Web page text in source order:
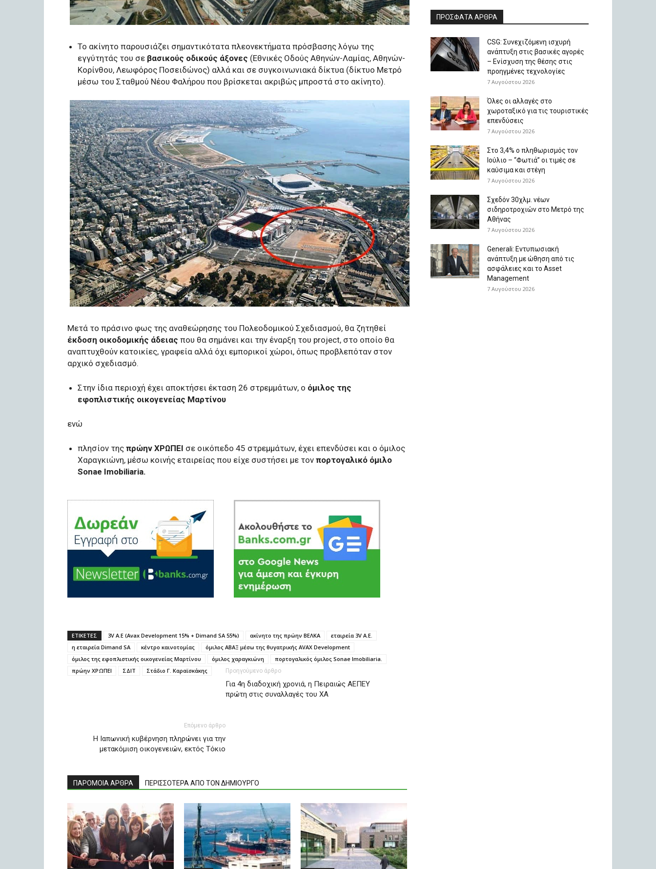
Το ακίνητο παρουσιάζει σημαντικότατα πλεονεκτήματα πρόσβασης λόγω της
εγγύτητάς του σε βασικούς οδικούς άξονες (Εθνικές Οδούς Αθηνών-Λαμίας, Αθηνών-
Κορίνθου, Λεωφόρος Ποσειδώνος) αλλά και σε συγκοινωνιακά δίκτυα (δίκτυο Μετρό
μέσω του Σταθμού Νέου Φαλήρου που βρίσκεται ακριβώς μπροστά στο ακίνητο).
Μετά το πράσινο φως της αναθεώρησης του Πολεοδομικού Σχεδιασμού, θα ζητηθεί
έκδοση οικοδομικής άδειας που θα σημάνει και την έναρξη του project, στο οποίο θα
αναπτυχθούν κατοικίες, γραφεία αλλά όχι εμπορικοί χώροι, όπως προβλεπόταν στον
αρχικό σχεδιασμό.
Στην ίδια περιοχή έχει αποκτήσει έκταση 26 στρεμμάτων, ο όμιλος της
εφοπλιστικής οικογενείας Μαρτίνου
ενώ
πλησίον της πρώην ΧΡΩΠΕΙ σε οικόπεδο 45 στρεμμάτων, έχει επενδύσει και ο όμιλος
Χαραγκιώνη, μέσω κοινής εταιρείας που είχε συστήσει με τον πορτογαλικό όμιλο
Sonae Imobiliaria.
ΕΤΙΚΕΤΕΣ 3V A.E (Avax Development 15% + Dimand SA 55%) ακίνητο της πρώην ΒΕΛΚΑ
εταιρεία 3V Α.Ε.
η εταιρεία Dimand SA
κέντρο καινοτομίας
όμιλος ΑΒΑΞ μέσω της θυγατρικής AVAX Development
όμιλος της εφοπλιστικής οικογενείας Μαρτίνου
όμιλος χαραγκιώνη
πορτογαλικός όμιλος Sonae Imobiliaria.
πρώην ΧΡΩΠΕΙ
ΣΔΙΤ Στάδιο Γ. Καραϊσκάκης Προηγούμενο άρθρο
Για 4η διαδοχική χρονιά, η Πειραιώς ΑΕΠΕΥ
πρώτη στις συναλλαγές του ΧΑ
Επόμενο άρθρο
Η Ιαπωνική κυβέρνηση πληρώνει για την
μετακόμιση οικογενειών, εκτός Τόκιο
ΠΑΡΟΜΟΙΑ ΑΡΘΡΑ ΠΕΡΙΣΣΟΤΕΡΑ ΑΠΟ ΤΟΝ ΔΗΜΙΟΥΡΓΟ
ΠΡΟΣΦΑΤΑ ΑΡΘΡΑ
CSG: Συνεχιζόμενη ισχυρή
ανάπτυξη στις βασικές αγορές
– Ενίσχυση της θέσης στις
προηγμένες τεχνολογίες
7 Αυγούστου 2026
Όλες οι αλλαγές στο
χωροταξικό για τις τουριστικές
επενδύσεις
7 Αυγούστου 2026
Στο 3,4% ο πληθωρισμός τον
Ιούλιο – “Φωτιά” οι τιμές σε
καύσιμα και στέγη
7 Αυγούστου 2026
Σχεδόν 30χλμ. νέων
σιδηροτροχιών στο Μετρό της
Αθήνας
7 Αυγούστου 2026
Generali: Eντυπωσιακή
ανάπτυξη με ώθηση από τις
ασφάλειες και το Asset
Management
7 Αυγούστου 2026